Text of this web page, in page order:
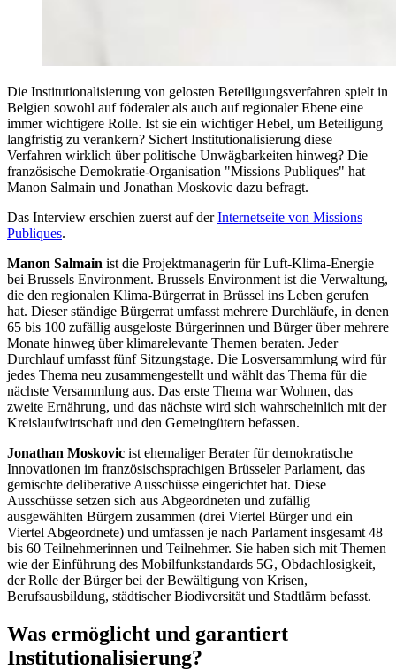
Die Institutionalisierung von gelosten Beteiligungsverfahren spielt in
Belgien sowohl auf föderaler als auch auf regionaler Ebene eine
immer wichtigere Rolle. Ist sie ein wichtiger Hebel, um Beteiligung
langfristig zu verankern? Sichert Institutionalisierung diese
Verfahren wirklich über politische Unwägbarkeiten hinweg? Die
französische Demokratie-Organisation "Missions Publiques" hat
Manon Salmain und Jonathan Moskovic dazu befragt.
Das Interview erschien zuerst auf derInternetseite von Missions
Publiques.
Manon Salmain ist die Projektmanagerin für Luft-Klima-Energie
bei Brussels Environment. Brussels Environment ist die Verwaltung,
die den regionalen Klima-Bürgerrat in Brüssel ins Leben gerufen
hat. Dieser ständige Bürgerrat umfasst mehrere Durchläufe, in denen
65 bis 100 zufällig ausgeloste Bürgerinnen und Bürger über mehrere
Monate hinweg über klimarelevante Themen beraten. Jeder
Durchlauf umfasst fünf Sitzungstage. Die Losversammlung wird für
jedes Thema neu zusammengestellt und wählt das Thema für die
nächste Versammlung aus. Das erste Thema war Wohnen, das
zweite Ernährung, und das nächste wird sich wahrscheinlich mit der
Kreislaufwirtschaft und den Gemeingütern befassen.
Jonathan Moskovic ist ehemaliger Berater für demokratische
Innovationen im französischsprachigen Brüsseler Parlament, das
gemischte deliberative Ausschüsse eingerichtet hat. Diese
Ausschüsse setzen sich aus Abgeordneten und zufällig
ausgewählten Bürgern zusammen (drei Viertel Bürger und ein
Viertel Abgeordnete) und umfassen je nach Parlament insgesamt 48
bis 60 Teilnehmerinnen und Teilnehmer. Sie haben sich mit Themen
wie der Einführung des Mobilfunkstandards 5G, Obdachlosigkeit,
der Rolle der Bürger bei der Bewältigung von Krisen,
Berufsausbildung, städtischer Biodiversität und Stadtlärm befasst.
Was ermöglicht und garantiert
Institutionalisierung?